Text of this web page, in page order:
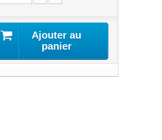
Ajouter au
panier